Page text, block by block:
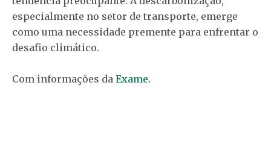
especialmente no setor de transporte, emerge
como uma necessidade premente para enfrentar o
desafio climático.
Com informações da Exame.